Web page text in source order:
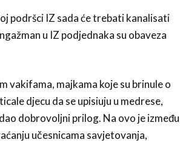
podršci IZ sada će trebati kanalisati
u IZ podjednaka su obaveza
vakifama, majkama koje su brinule o
djecu da se upisiuju u medrese,
dobrovoljni prilog. Na ovo je između
učesnicama savjetovanja,